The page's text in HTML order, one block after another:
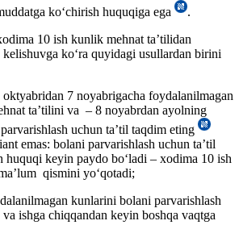
koʻchirish huquqiga ega
.
10 ish kunlik mehnat ta’tilidan
koʻra quyidagi usullardan birini
7 noyabrigacha foydalanilmagan
ta’tilini va – 8 noyabrdan ayolning
uchun ta’til taqdim eting
emas: bolani parvarishlash uchun ta’til
huquqi keyin paydo boʻladi – хodima 10 ish
qismini yoʻqotadi;
kunlarini bolani parvarishlash
ishga chiqqandan keyin boshqa vaqtga